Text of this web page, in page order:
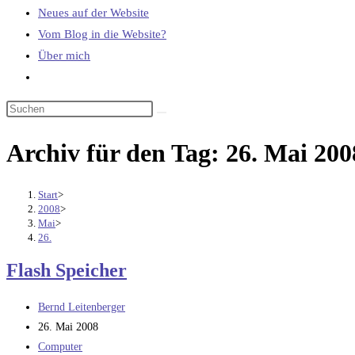
Neues auf der Website
Vom Blog in die Website?
Über mich
umschalten
Archiv für den Tag: 26. Mai
Start>
2008>
Mai>
26.
Flash Speicher
Beitrags-
Autor:
Bernd Leitenberger
Beitrag
veröffentlicht:
26. Mai 2008
Beitrags-
Computer